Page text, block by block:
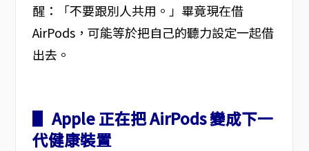
醒：「不要跟別人共用。」畢竟現在借
AirPods，可能等於把自己的聽力設定一起借
出去。
▋ Apple 正在把 AirPods 變成下一
代健康裝置